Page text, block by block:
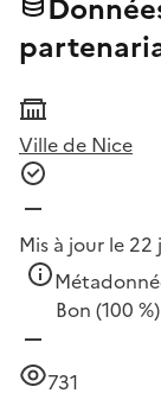
Ville de Nice
Mis à jour le 22
Bon (100 %)
731